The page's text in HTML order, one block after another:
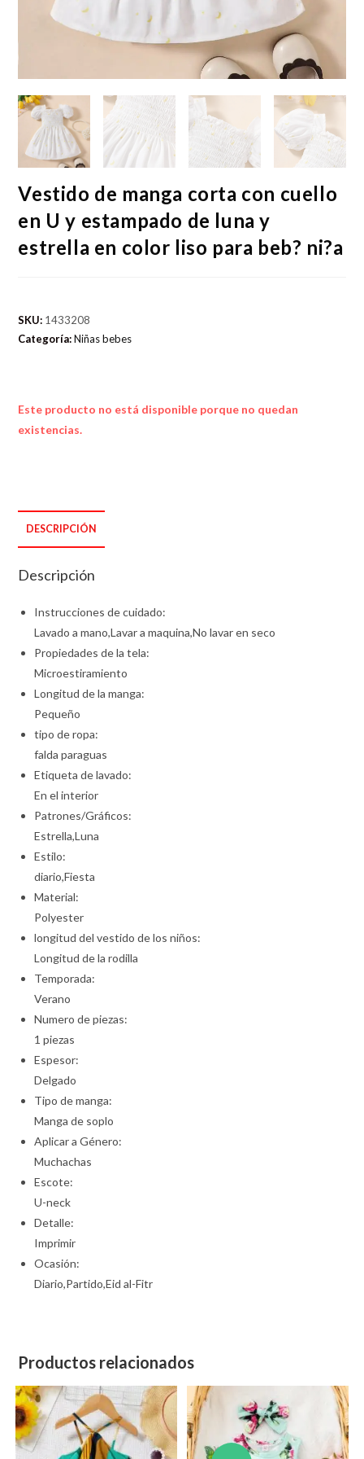
Vestido de manga corta con cuello
en U y estampado de luna y
estrella en color liso para beb? ni?a
SKU: 1433208
Categoría:Niñas bebes
Este producto no está disponible porque no quedan
existencias.
DESCRIPCIÓN
Descripción
Instrucciones de cuidado:
Lavado a mano,Lavar a maquina,No lavar en seco
Propiedades de la tela:
Microestiramiento
Longitud de la manga:
Pequeño
tipo de ropa:
falda paraguas
Etiqueta de lavado:
En el interior
Patrones/Gráficos:
Estrella,Luna
Estilo:
diario,Fiesta
Material:
Polyester
longitud del vestido de los niños:
Longitud de la rodilla
Temporada:
Verano
Numero de piezas:
1 piezas
Espesor:
Delgado
Tipo de manga:
Manga de soplo
Aplicar a Género:
Muchachas
Escote:
U-neck
Detalle:
Imprimir
Ocasión:
Diario,Partido,Eid al-Fitr
Productos relacionados